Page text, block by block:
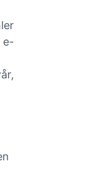
e-